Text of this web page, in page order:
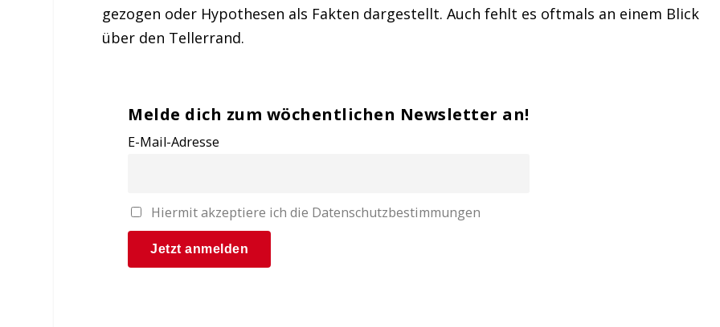
gezogen oder Hypothesen als Fakten dargestellt. Auch fehlt es oftmals an einem Blick
über den Tellerrand.
Melde dich zum wöchentlichen Newsletter an!
E-Mail-Adresse
Hiermit akzeptiere ich die Datenschutzbestimmungen